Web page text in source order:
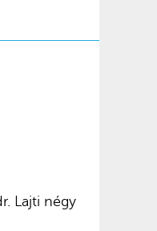
Lajti négy